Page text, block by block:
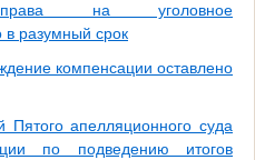
на уголовное
в разумный срок
компенсации оставлено
апелляционного суда
по подведению итогов